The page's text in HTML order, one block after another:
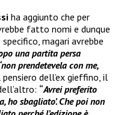
ha aggiunto che per
fatto nomi e dunque
magari avrebbe
una partita persa
prendetevela con me,
dell’ex gieffino, il
“Avrei preferito
ho sbagliato’. Che poi non